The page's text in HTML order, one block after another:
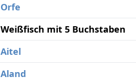
Orfe
Weißfisch mit 5 Buchstaben
Aitel
Aland